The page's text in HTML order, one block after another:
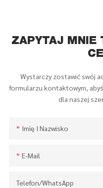
ZAPYTAJ MNIE
Wystarczy zostawić swój
formularzu kontaktowym,
dla naszej
Imię I Nazwisko
E-Mail
Telefon/WhatsApp